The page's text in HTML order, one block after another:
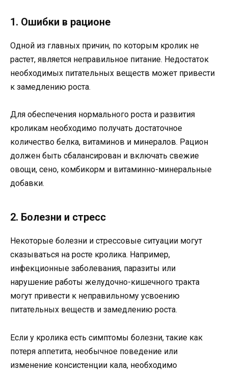
1. Ошибки в рационе
Одной из главных причин, по которым кролик не
растет, является неправильное питание. Недостаток
необходимых питательных веществ может привести
к замедлению роста.
Для обеспечения нормального роста и развития
кроликам необходимо получать достаточное
количество белка, витаминов и минералов. Рацион
должен быть сбалансирован и включать свежие
овощи, сено, комбикорм и витаминно-минеральные
добавки.
2. Болезни и стресс
Некоторые болезни и стрессовые ситуации могут
сказываться на росте кролика. Например,
инфекционные заболевания, паразиты или
нарушение работы желудочно-кишечного тракта
могут привести к неправильному усвоению
питательных веществ и замедлению роста.
Если у кролика есть симптомы болезни, такие как
потеря аппетита, необычное поведение или
изменение консистенции кала, необходимо